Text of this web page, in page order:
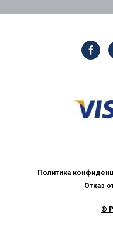
Политика
Отказ
©